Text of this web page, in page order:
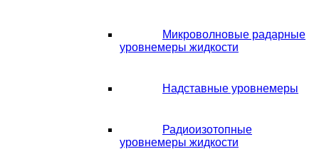
Микроволновые радарные
уровнемеры жидкости
Надставные уровнемеры
Радиоизотопные
уровнемеры жидкости